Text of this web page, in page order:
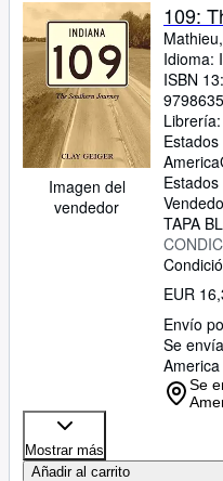
Imagen del
vendedor
109:
Idioma:
ISBN 13:
Librería:
America
TAPA
EUR
Envío
Se
America
Se
Mostrar más
Añadir al carrito